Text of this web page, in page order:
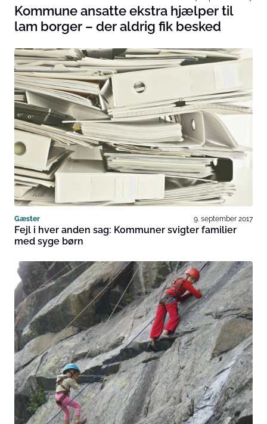
Kommune ansatte ekstra hjælper til
lam borger – der aldrig fik besked
Gæster 9. september 2017
Fejl i hver anden sag: Kommuner svigter familier
med syge børn